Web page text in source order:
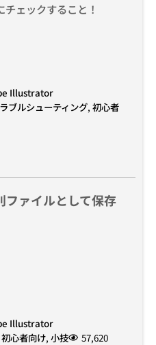
ェックすること！
Illustrator
ブルシューティング, 初心者
ファイルとして保存
Illustrator
初心者向け, 小技 57,620